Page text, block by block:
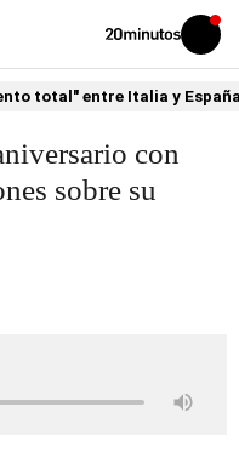
Volver
Iniciar
sesión
total" entre Italia y
con
sobre su